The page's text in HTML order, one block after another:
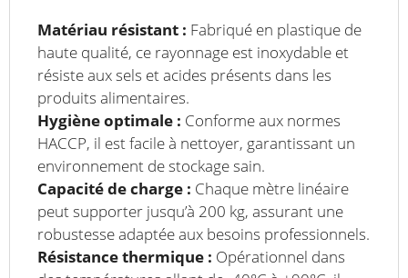
Matériau résistant : Fabriqué en plastique de
haute qualité, ce rayonnage est inoxydable et
résiste aux sels et acides présents dans les
produits alimentaires.
Hygiène optimale : Conforme aux normes
HACCP, il est facile à nettoyer, garantissant un
environnement de stockage sain.
Capacité de charge : Chaque mètre linéaire
peut supporter jusqu’à 200 kg, assurant une
robustesse adaptée aux besoins professionnels.
Résistance thermique : Opérationnel dans